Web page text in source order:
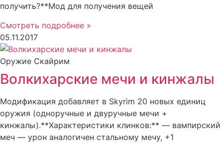
получить?**Мод для получения вещей
Смотреть подробнее »
05.11.2017
Оружие Скайрим
Волкихарские мечи и кинжалы
Модификация добавляет в Skyrim 20 новых единиц
оружия (одноручные и двуручные мечи +
кинжалы).**Характеристики клинков:** — вампирский
меч — урон аналогичен стальному мечу, +1